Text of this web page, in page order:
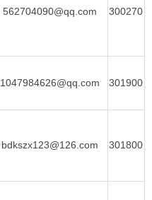
562704090@qq.com 300270
1047984626@qq.com 301900
bdkszx123@126.com 301800